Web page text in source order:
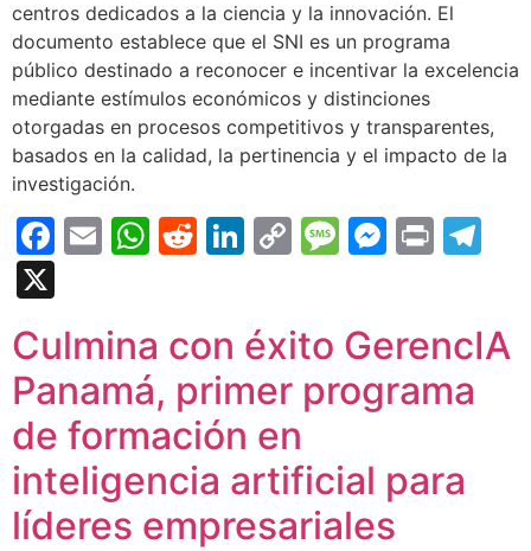
centros dedicados a la ciencia y la innovación. El
documento establece que el SNI es un programa
público destinado a reconocer e incentivar la excelencia
mediante estímulos económicos y distinciones
otorgadas en procesos competitivos y transparentes,
basados en la calidad, la pertinencia y el impacto de la
investigación.
Facebook
EmailWhatsApp
Reddit
LinkedIn
CopyMessage
Print
Culmina con éxito GerencIA
Panamá, primer programa
de formación en
inteligencia artificial para
líderes empresariales